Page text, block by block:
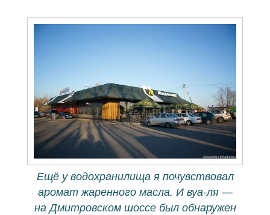
Ещё у водохранилища я почувствовал
аромат жаренного масла. И вуа-ля —
на Дмитровском шоссе был обнаружен